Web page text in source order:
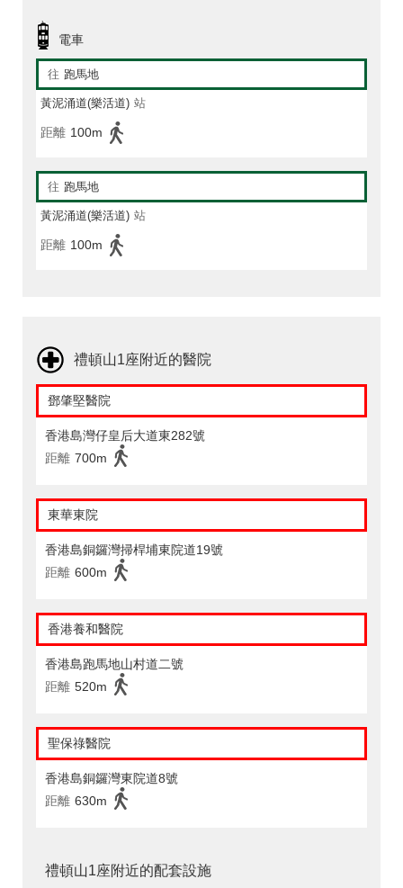
電車
往 跑馬地
黃泥涌道(樂活道) 站
距離 100m
往 跑馬地
黃泥涌道(樂活道) 站
距離 100m
禮頓山1座附近的醫院
鄧肇堅醫院
香港島灣仔皇后大道東282號
距離 700m
東華東院
香港島銅鑼灣掃桿埔東院道19號
距離 600m
香港養和醫院
香港島跑馬地山村道二號
距離 520m
聖保祿醫院
香港島銅鑼灣東院道8號
距離 630m
禮頓山1座附近的配套設施